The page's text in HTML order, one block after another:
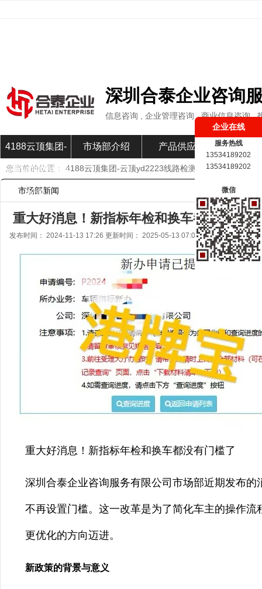
深圳合泰企业咨询
信息咨询 , 企业管理咨询 , 商业信息咨询 ,
4188云顶集团-
云顶yd2223线路
检测
市场部介绍 产品供应 市场部
您当前的位置： 4188云顶集团-云顶yd2223线路检测 市场部新闻»
市场部新闻
重大好消息！新指标年检和换车都没有门槛
发布时间： 2024-11-13 17:26 更新时间： 2025-05-13 07:04
重大好消息！新指标年检和换车都没有门槛了
深圳合泰企业咨询服务有限公司市场部近期发布
不再设置门槛。这一改革是为了简化车主的操作
更优化的方向迈进。
新政策的背景与意义
企业在线
服务热线
13534189202
13534189202
微信